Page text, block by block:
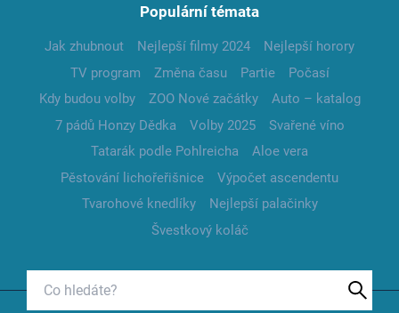
Populární témata
Jak zhubnout Nejlepší filmy 2024
Nejlepší horory
TV program
Změna času Partie
Počasí
Kdy budou volby
ZOO Nové začátky
Auto – katalog
7 pádů Honzy Dědka
Volby 2025
Svařené víno
Tatarák podle Pohlreicha
Aloe vera
Pěstování lichořeřišnice
Výpočet ascendentu
Tvarohové knedlíky
Nejlepší palačinky
Švestkový koláč